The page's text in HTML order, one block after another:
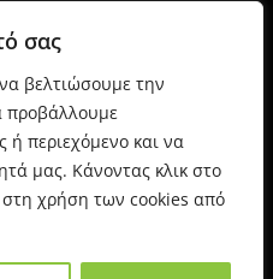
σας
βελτιώσουμε την
προβάλλουμε
ή περιεχόμενο και να
μας. Κάνοντας κλικ στο
χρήση των cookies από
Δ.Σ.)